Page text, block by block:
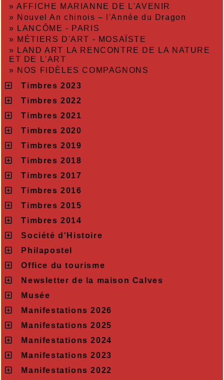
»AFFICHE MARIANNE DE L'AVENIR
» Nouvel An chinois – l'Année du Dragon
» LANCÔME - PARIS
» MÉTIERS D'ART - MOSAÏSTE
» LAND ART LA RENCONTRE DE LA NATURE
ET DE L'ART
» NOS FIDÈLES COMPAGNONS
Timbres 2023
Timbres 2022
Timbres 2021
Timbres 2020
Timbres 2019
Timbres 2018
Timbres 2017
Timbres 2016
Timbres 2015
Timbres 2014
Société d'Histoire
Philapostel
Office du tourisme
Newsletter de la maison Calves
Musée
Manifestations 2026
Manifestations 2025
Manifestations 2024
Manifestations 2023
Manifestations 2022